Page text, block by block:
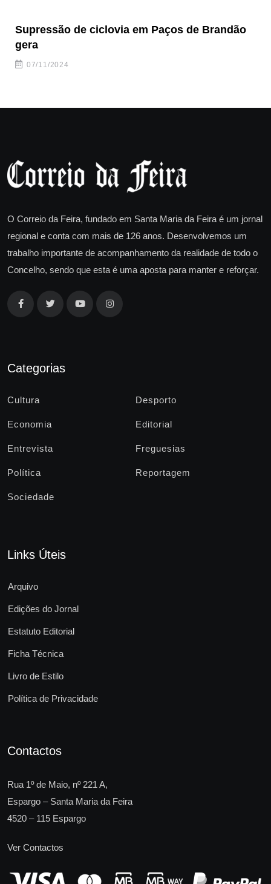
Supressão de ciclovia em Paços de Brandão
gera
07/11/2024
O Correio da Feira, fundado em Santa Maria da Feira é um jornal
regional e conta com mais de 126 anos. Desenvolvemos um
trabalho importante de acompanhamento da realidade de todo o
Concelho, sendo que esta é uma aposta para manter e reforçar.
Categorias
Cultura Desporto
Economia Editorial
Entrevista Freguesias
Política Reportagem
Sociedade
Links Úteis
Arquivo
Edições do Jornal
Estatuto Editorial
Ficha Técnica
Livro de Estilo
Política de Privacidade
Contactos
Rua 1º de Maio, nº 221 A,
Espargo – Santa Maria da Feira
4520 – 115 Espargo
Ver Contactos